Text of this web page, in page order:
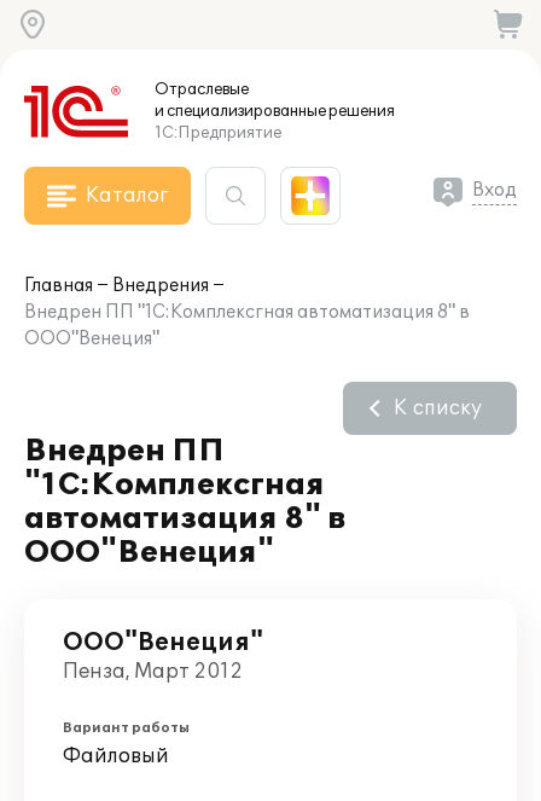
Отраслевые
и специализированныерешения
1С:Предприятие
Каталог Вход
Главная
Внедрения
Внедрен ПП "1С:Комплексгная автоматизация 8" в
ООО"Венеция"
Внедрен ПП
"1С:Комплексгная
автоматизация 8" в
ООО"Венеция"
К списку
ООО"Венеция"
Пенза, Март 2012
Вариант работы
Файловый